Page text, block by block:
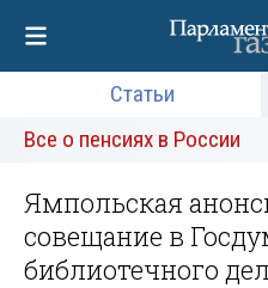
Статьи
Все о пенсиях в России
Ямпольская
совещание в
библиотечного